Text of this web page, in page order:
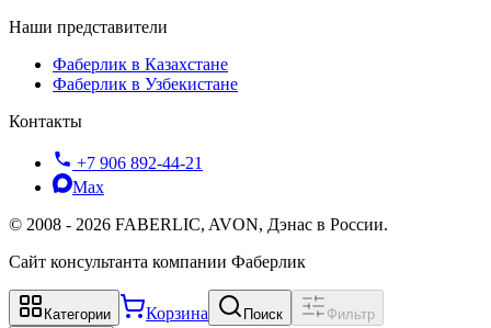
Наши представители
Фаберлик в Казахстане
Фаберлик в Узбекистане
Контакты
+7 906 892-44-21
Max
© 2008 - 2026 FABERLIC, AVON, Дэнас в России.
Сайт консультанта компании Фаберлик
Категории Корзина Поиск Фильтр